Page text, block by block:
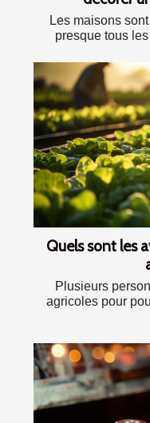
Les maisons
presque tous
Quels sont les
Plusieurs
agricoles pour